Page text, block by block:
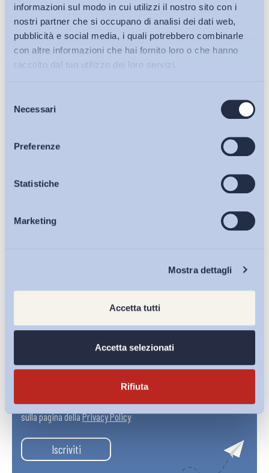
informazioni sul modo in cui utilizzi il nostro sito con i
nostri partner che si occupano di analisi dei dati web,
pubblicità e social media, i quali potrebbero combinarle
con altre informazioni che hai fornito loro o che hanno
raccolto dal tuo utilizzo dei loro servizi.
delNecessari
Preferenze
Statistiche
Marketing
Mostra dettagli
Accetta tutti
Accetta selezionati
Rifiuta
Bollettini ADAPT
Articoli
Osservatori
Eventi
Iscriviti alla Newsletter
sulla pagina dellaPrivacy Policy
Iscriviti